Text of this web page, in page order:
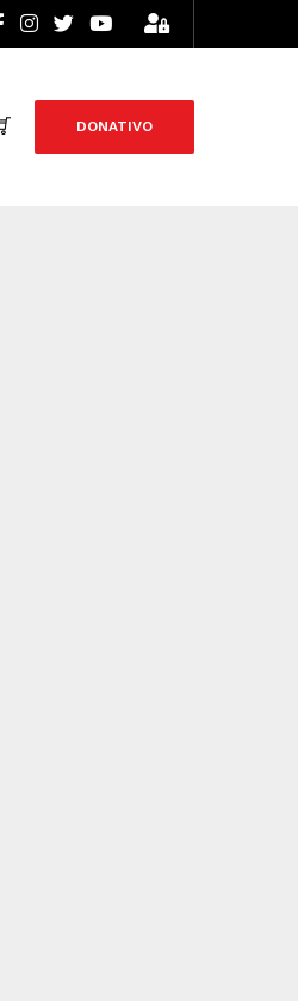
DONATIVO